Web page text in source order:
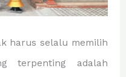
harus selalu memilih
terpenting adalah